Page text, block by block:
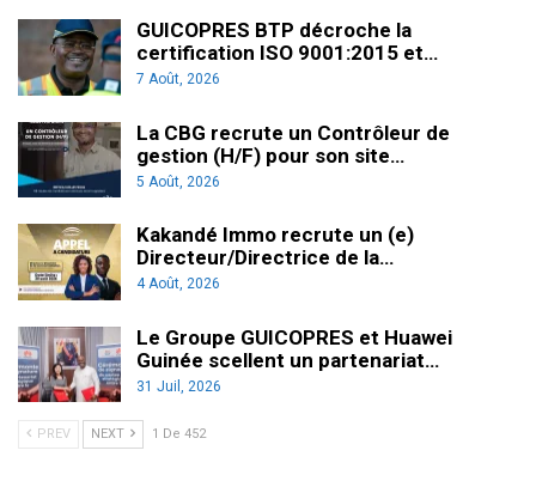
GUICOPRES BTP décroche la
certification ISO 9001:2015 et…
7 Août, 2026
La CBG recrute un Contrôleur de
gestion (H/F) pour son site…
5 Août, 2026
Kakandé Immo recrute un (e)
Directeur/Directrice de la…
4 Août, 2026
Le Groupe GUICOPRES et Huawei
Guinée scellent un partenariat…
31 Juil, 2026
PREV NEXT 1 De 452